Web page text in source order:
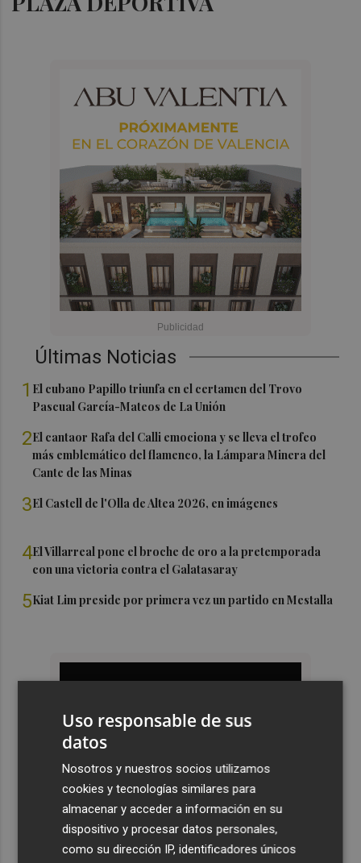
Últimas Noticias
1 El cubano Papillo triunfa en el certamen del Trovo
Pascual García-Mateos de La Unión
2El cantaor Rafa del Calli emociona y se lleva el trofeo
más emblemático del flamenco, la Lámpara Minera del
Cante de las Minas
3El Castell de l'Olla de Altea 2026, en imágenes
4El Villarreal pone el broche de oro a la pretemporada
con una victoria contra el Galatasaray
5Kiat Lim preside por primera vez un partido en Mestalla
Uso responsable de sus
datos
Nosotros y nuestros socios utilizamos
cookies y tecnologías similares para
almacenar y acceder a información en su
dispositivo y procesar datos personales,
como su dirección IP, identificadores únicos